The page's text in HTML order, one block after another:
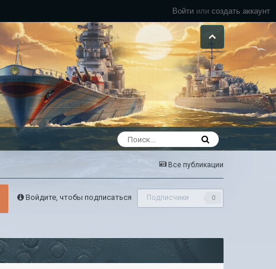
Войти или создать аккаунт
Все публикации
Войдите, чтобы подписаться Подписчики 0